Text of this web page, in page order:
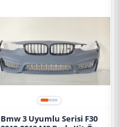
Bmw 3 Uyumlu Serisi F30